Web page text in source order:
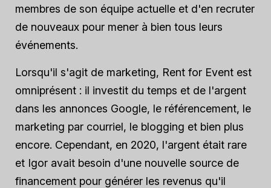
membres de son équipe actuelle et d'en recruter
de nouveaux pour mener à bien tous leurs
événements.
Lorsqu'il s'agit de marketing, Rent for Event est
omniprésent : il investit du temps et de l'argent
dans les annonces Google, le référencement, le
marketing par courriel, le blogging et bien plus
encore. Cependant, en 2020, l'argent était rare
et Igor avait besoin d'une nouvelle source de
financement pour générer les revenus qu'il